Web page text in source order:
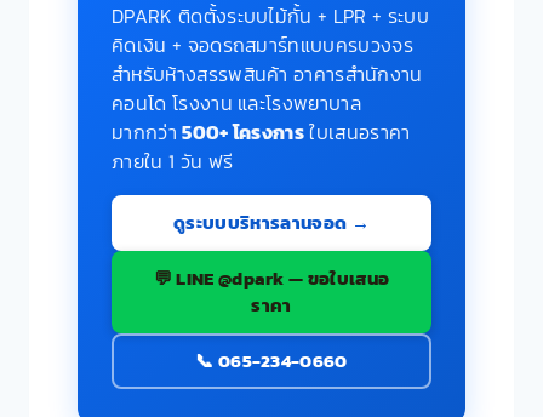
DPARK ติดตั้งระบบไม้กั้น + LPR + ระบบ
คิดเงิน + จอดรถสมาร์ทแบบครบวงจร
สำหรับห้างสรรพสินค้า อาคารสำนักงาน
คอนโด โรงงาน และโรงพยาบาล
มากกว่า500+ โครงการใบเสนอราคา
ภายใน 1 วัน ฟรี
ดูระบบบริหารลานจอด →
💬 LINE @dpark — ขอใบเสนอ
ราคา
📞 065-234-0660